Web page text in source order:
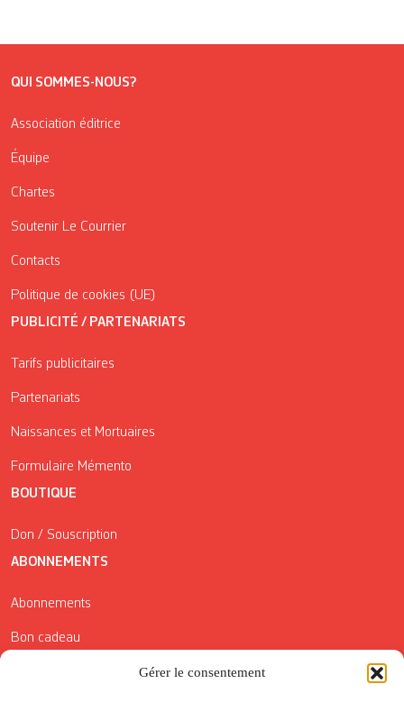
Gérer le consentement
QUI SOMMES-NOUS?
Association éditrice
Équipe
Chartes
Soutenir Le Courrier
Contacts
Politique de cookies (UE)
PUBLICITÉ / PARTENARIATS
Tarifs publicitaires
Partenariats
Naissances et Mortuaires
Formulaire Mémento
BOUTIQUE
Don / Souscription
ABONNEMENTS
Abonnements
Bon cadeau
Conditions générales de vente